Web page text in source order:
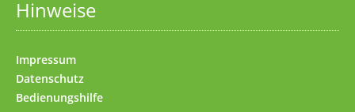
Hinweise
Impressum
Datenschutz
Bedienungshilfe